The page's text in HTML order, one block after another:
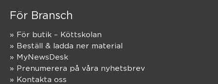
För Bransch
» För butik – Köttskolan
» Beställ & ladda ner material
» MyNewsDesk
» Prenumerera på våra nyhetsbrev
» Kontakta oss